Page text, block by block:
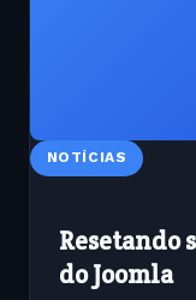
NOTÍCIAS
Resetando
do Joomla